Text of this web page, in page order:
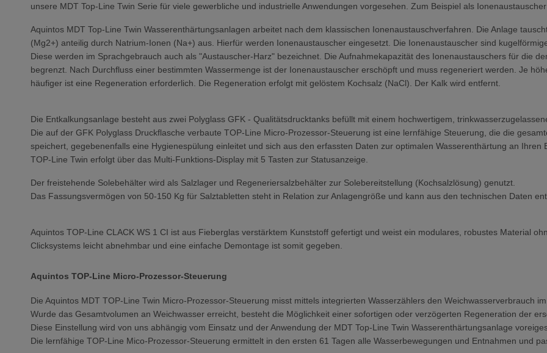
unsere MDT Top-Line Twin Serie für viele gewerbliche und industrielle Anwendungen vorgesehen. Zum Beispiel als
Aquintos MDT Top-Line Twin Wasserenthärtungsanlagen arbeitet nach dem klassischen Ionenaustauschverfahren. Die Anlage
(Mg2+) anteilig durch Natrium-Ionen (Na+) aus. Hierfür werden Ionenaustauscher eingesetzt. Die Ionenaustauscher sind
Diese werden im Sprachgebrauch auch als "Austauscher-Harz" bezeichnet. Die Aufnahmekapazität des Ionenaustauschers für die
begrenzt. Nach Durchfluss einer bestimmten Wassermenge ist der Ionenaustauscher erschöpft und muss regeneriert werden. Je
häufiger ist eine Regeneration erforderlich. Die Regeneration erfolgt mit gelöstem Kochsalz (NaCl). Der Kalk wird entfernt.
Die Entkalkungsanlage besteht aus zwei Polyglass GFK - Qualitätsdrucktanks befüllt mit einem hochwertigem,
Die auf der GFK Polyglass Druckflasche verbaute TOP-Line Micro-Prozessor-Steuerung ist eine lernfähige Steuerung, die die
speichert, gegebenenfalls eine Hygienespülung einleitet und sich aus den erfassten Daten zur optimalen Wasserenthärtung an Ihren
TOP-Line Twin erfolgt über das Multi-Funktions-Display mit 5 Tasten zur Statusanzeige.
Der freistehende Solebehälter wird als Salzlager und Regeneriersalzbehälter zur Solebereitstellung (Kochsalzlösung) genutzt.
Das Fassungsvermögen von 50-150 Kg für Salztabletten steht in Relation zur Anlagengröße und kann aus den technischen Daten
Aquintos TOP-Line CLACK WS 1 CI ist aus Fieberglas verstärktem Kunststoff gefertigt und weist ein modulares, robustes Material
Clicksystems leicht abnehmbar und eine einfache Demontage ist somit gegeben.
Aquintos TOP-Line Micro-Prozessor-Steuerung
Die Aquintos MDT TOP-Line Twin Micro-Prozessor-Steuerung misst mittels integrierten Wasserzählers den Weichwasserverbrauch
Wurde das Gesamtvolumen an Weichwasser erreicht, besteht die Möglichkeit einer sofortigen oder verzögerten Regeneration der
Diese Einstellung wird von uns abhängig vom Einsatz und der Anwendung der MDT Top-Line Twin Wasserenthärtungsanlage
Die lernfähige TOP-Line Mico-Prozessor-Steuerung ermittelt in den ersten 61 Tagen alle Wasserbewegungen und Entnahmen und